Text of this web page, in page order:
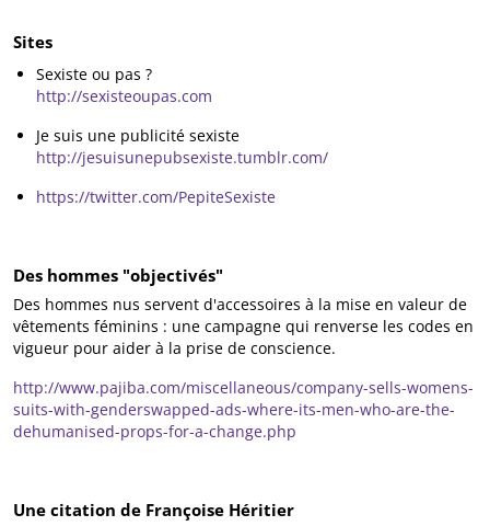
Sites
Sexiste ou pas ?
http://sexisteoupas.com
Je suis une publicité sexiste
http://jesuisunepubsexiste.tumblr.com/
https://twitter.com/PepiteSexiste
Des hommes "objectivés"
Des hommes nus servent d'accessoires à la mise en valeur de
vêtements féminins : une campagne qui renverse les codes en
vigueur pour aider à la prise de conscience.
http://www.pajiba.com/miscellaneous/company-sells-womens-
suits-with-genderswapped-ads-where-its-men-who-are-the-
dehumanised-props-for-a-change.php
Une citation de Françoise Héritier